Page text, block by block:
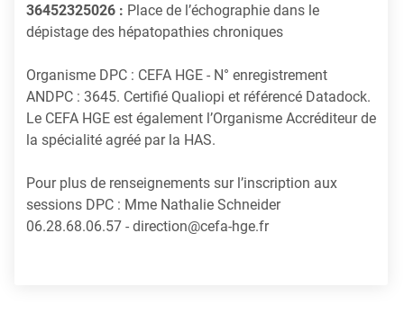
36452325026 : Place de l’échographie dans le
dépistage des hépatopathies chroniques
Organisme DPC : CEFA HGE - N° enregistrement
ANDPC : 3645. Certifié Qualiopi et référencé Datadock.
Le CEFA HGE est également l’Organisme Accréditeur de
la spécialité agréé par la HAS.
Pour plus de renseignements sur l’inscription aux
sessions DPC : Mme Nathalie Schneider
06.28.68.06.57 - direction@cefa-hge.fr